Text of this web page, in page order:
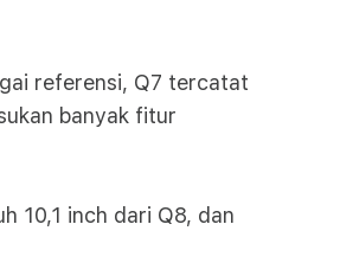
referensi, Q7 tercatat
banyak fitur
10,1 inch dari Q8, dan